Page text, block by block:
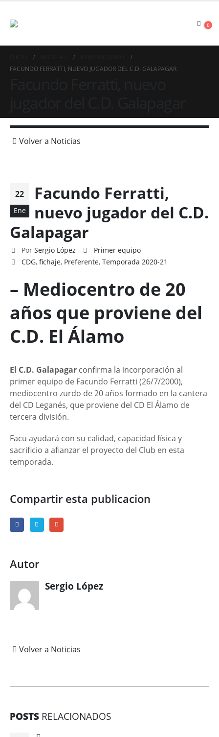
0
FACUNDO FERRATTI, NUEVO JUGADOR DEL C.D. GALAPAGAR
Volver a Noticias
22
Ene
Facundo Ferratti,
nuevo jugador del C.D.
Galapagar
Por Sergio López
Primer equipo
CDG,fichaje, Preferente,Temporada 2020-21
– Mediocentro de 20
años que proviene del
C.D. El Álamo
El C.D. Galapagar confirma la incorporación al
primer equipo de Facundo Ferratti (26/7/2000),
mediocentro zurdo de 20 años formado en la cantera
del CD Leganés, que proviene del CD El Álamo de
tercera división.
Facu ayudará con su calidad, capacidad física y
sacrificio a afianzar el proyecto del Club en esta
temporada.
Compartir esta publicacion
Autor
Sergio López
Volver a Noticias
POSTS RELACIONADOS